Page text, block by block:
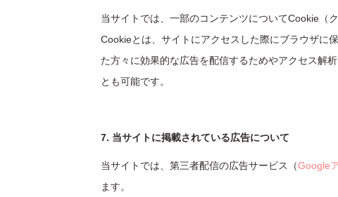
当サイトでは、一部のコンテンツについてCookie（
Cookieとは、サイトにアクセスした際にブラウザに
た方々に効果的な広告を配信するためやアクセス解
とも可能です。
7. 当サイトに掲載されている広告について
当サイトでは、第三者配信の広告サービス（Google
ます。